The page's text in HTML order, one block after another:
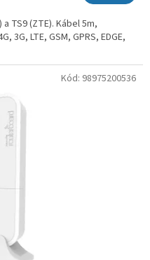
TS9 (ZTE). Kábel 5m,
LTE, GSM, GPRS, EDGE,
Kód: 98975200536